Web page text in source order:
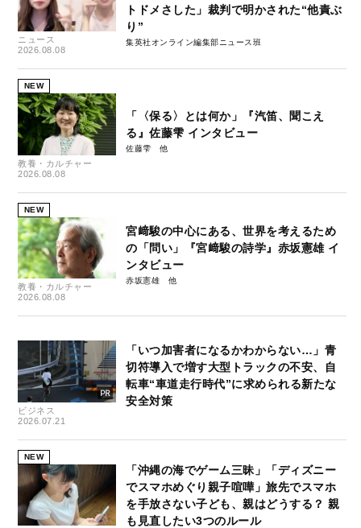
ニュース
2026.08.08
トドメさした」裁判で明かされた“他責ぶ
り”
集英社オンライン編集部ニュース班
NEW
教養・カルチャー
2026.08.08
「〈保る〉とは何か」『汽笛、聞こえ
る』佐藤雫 インタビュー
佐藤雫
NEW
教養・カルチャー
2026.08.08
宮﨑駿の中心にある、世界を考えるため
の「問い」『宮﨑駿の詩学』赤坂憲雄 イ
ンタビュー
赤坂憲雄
ビジネス
2026.07.21
「いつ加害者になるかわからない…」青
切符導入で増す大型トラックの不安、自
転車“車道走行時代”に求められる新たな
安全対策
NEW
「沖縄の海でゲーム三昧」「ディズニー
でスマホめぐり親子喧嘩」旅先でスマホ
を手放さない子ども、親はどうする？ 親
も見直したい3つのルール